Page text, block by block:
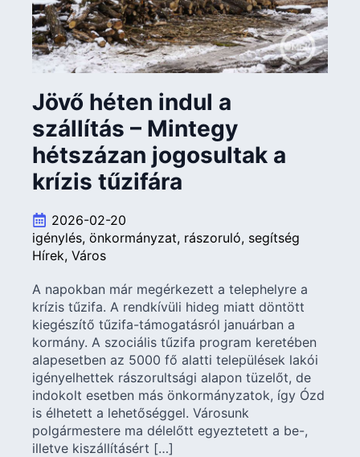
Jövő héten indul a
szállítás – Mintegy
hétszázan jogosultak a
krízis tűzifára
2026-02-20
igénylés önkormányzat rászoruló segítség
Hírek Város
A napokban már megérkezett a telephelyre a
krízis tűzifa. A rendkívüli hideg miatt döntött
kiegészítő tűzifa-támogatásról januárban a
kormány. A szociális tűzifa program keretében
alapesetben az 5000 fő alatti települések lakói
igényelhettek rászorultsági alapon tüzelőt, de
indokolt esetben más önkormányzatok, így Ózd
is élhetett a lehetőséggel. Városunk
polgármestere ma délelőtt egyeztetett a be-,
illetve kiszállításért […]